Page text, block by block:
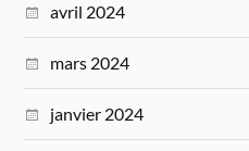
avril 2024
mars 2024
janvier 2024